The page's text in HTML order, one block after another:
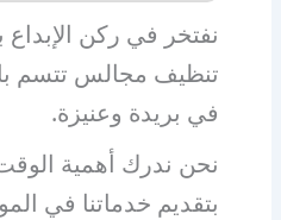
نفتخر في ركن
تنظيف مجالس تتسم
في بريدة وعنيزة.
نحن ندرك أهمية الوقت
بتقديم خدماتنا في